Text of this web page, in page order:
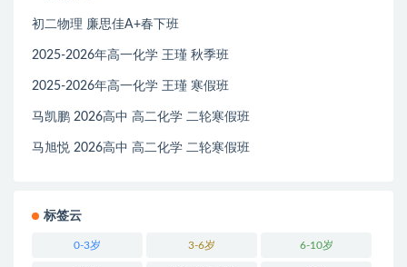
初二物理 廉思佳A+春下班
2025-2026年高一化学 王瑾 秋季班
2025-2026年高一化学 王瑾 寒假班
马凯鹏 2026高中 高二化学 二轮寒假班
马旭悦 2026高中 高二化学 二轮寒假班
标签云
0-3岁 3-6岁 6-10岁